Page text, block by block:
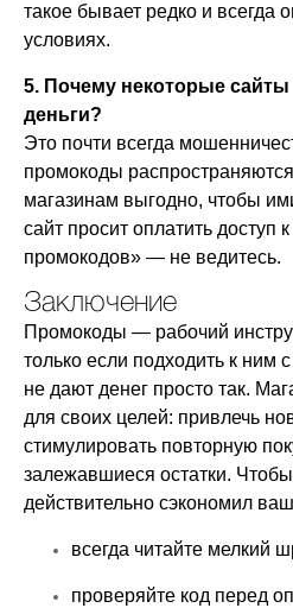
такое бывает редко и всегда
условиях.
5. Почему некоторые
деньги?
Это почти всегда
промокоды
магазинам выгодно, чтобы
сайт просит оплатить доступ
промокодов» — не ведитесь.
Заключение
Промокоды — рабочий
только если подходить к ним
не дают денег просто так.
для своих целей: привлечь
стимулировать повторную
залежавшиеся остатки.
действительно сэкономил
всегда читайте мелкий
проверяйте код перед